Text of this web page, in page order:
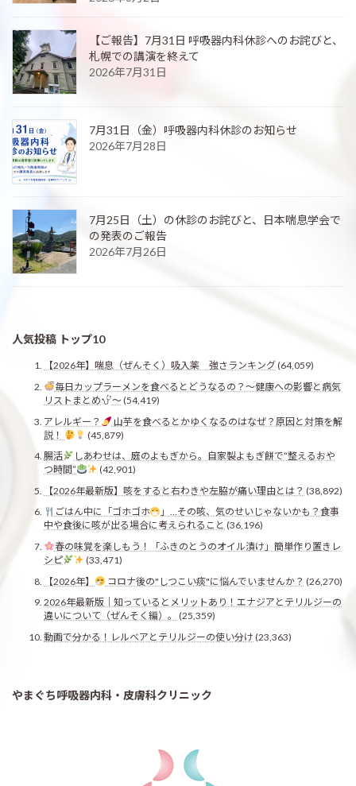
【ご報告】7月31日 呼吸器内科休診へのお詫びと、
札幌での講演を終えて
2026年7月31日
7月31日（金）呼吸器内科休診のお知らせ
2026年7月28日
7月25日（土）の休診のお詫びと、日本喘息学会で
の発表のご報告
2026年7月26日
人気投稿 トップ10
【2026年】喘息（ぜんそく）吸入薬 強さランキング(64,059)
毎日カップラーメンを食べるとどうなるの？〜健康への影響と病気
リストまとめ
〜(54,419)
アレルギー？
山芋を食べるとかゆくなるのはなぜ？原因と対策を解
説！
(45,879)
腸活
しあわせは、庭のよもぎから。自家製よもぎ餅で“整えるおや
つ時間”
(42,901)
【2026年最新版】咳をすると右わきや左脇が痛い理由とは？ (38,892)
ごはん中に「ゴホゴホ
」…その咳、気のせいじゃないかも？食事
中や食後に咳が出る場合に考えられること (36,196)
春の味覚を楽しもう！「ふきのとうのオイル漬け」簡単作り置きレ
シピ
(33,471)
【2026年】
コロナ後の"しつこい痰"に悩んでいませんか？ (26,270)
2026年最新版｜知っているとメリットあり！エナジアとテリルジーの
違いについて（ぜんそく編）。
(25,359)
動画で分かる！レルベアとテリルジーの使い分け (23,363)
やまぐち呼吸器内科・皮膚科クリニック